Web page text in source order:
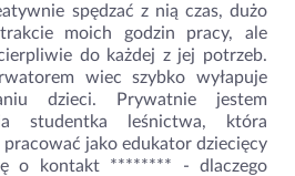
spędzać z nią czas, dużo
moich godzin pracy, ale
do każdej z jej potrzeb.
wiec szybko wyłapuje
dzieci. Prywatnie jestem
studentka leśnictwa, która
pracować jako edukator dziecięcy
o kontakt ******** - dlaczego